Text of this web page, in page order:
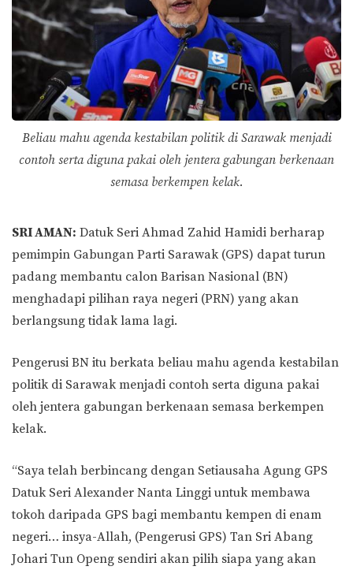
Beliau mahu agenda kestabilan politik di Sarawak menjadi
contoh serta diguna pakai oleh jentera gabungan berkenaan
semasa berkempen kelak.
SRI AMAN: Datuk Seri Ahmad Zahid Hamidi berharap
pemimpin Gabungan Parti Sarawak (GPS) dapat turun
padang membantu calon Barisan Nasional (BN)
menghadapi pilihan raya negeri (PRN) yang akan
berlangsung tidak lama lagi.
Pengerusi BN itu berkata beliau mahu agenda kestabilan
politik di Sarawak menjadi contoh serta diguna pakai
oleh jentera gabungan berkenaan semasa berkempen
kelak.
“Saya telah berbincang dengan Setiausaha Agung GPS
Datuk Seri Alexander Nanta Linggi untuk membawa
tokoh daripada GPS bagi membantu kempen di enam
negeri… insya-Allah, (Pengerusi GPS) Tan Sri Abang
Johari Tun Openg sendiri akan pilih siapa yang akan